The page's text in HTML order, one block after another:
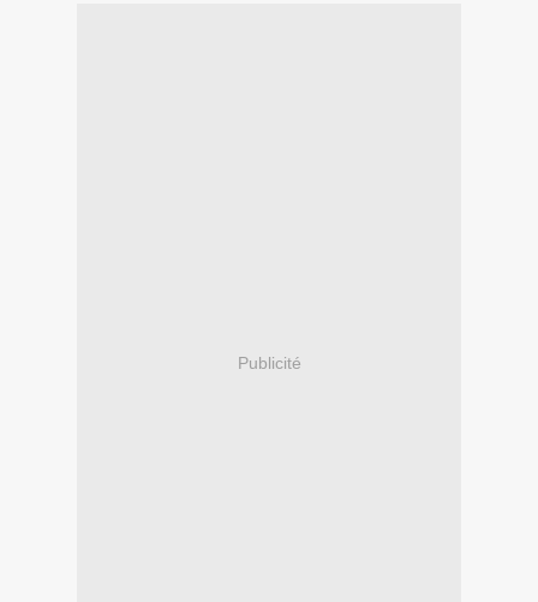
Publicité